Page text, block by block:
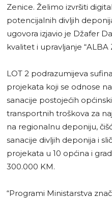
Zenice. Želimo izvršiti
potencijalnih divljih
ugovora izjavio je Džafer
kvalitet i upravljanje “ALBA
LOT 2 podrazumijeva
projekata koji se odnose
sanacije postojećih
transportnih troškova za
na regionalnu deponiju,
sanacije divljih deponija i
projekata u 10 općina i
300.000 KM.
“Programi Ministarstva